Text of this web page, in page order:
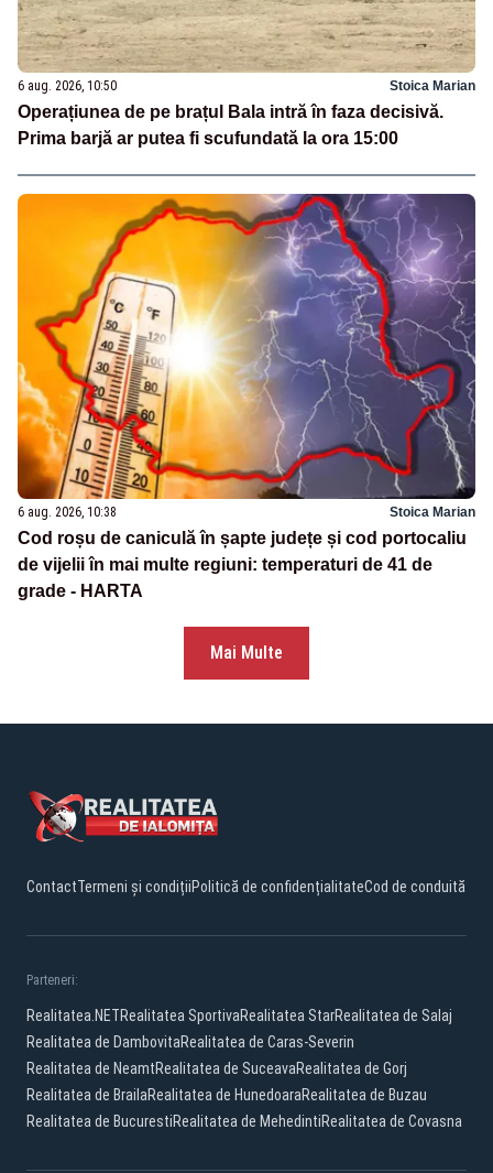
6 aug. 2026, 10:50 Stoica Marian
Operațiunea de pe brațul Bala intră în faza decisivă.
Prima barjă ar putea fi scufundată la ora 15:00
6 aug. 2026, 10:38 Stoica Marian
Cod roșu de caniculă în șapte județe și cod portocaliu
de vijelii în mai multe regiuni: temperaturi de 41 de
grade - HARTA
Mai Multe
ContactTermeni și condițiiPolitică de confidențialitateCod de conduită
Parteneri:
Realitatea.NETRealitatea SportivaRealitatea StarRealitatea de Salaj
Realitatea de DambovitaRealitatea de Caras-Severin
Realitatea de NeamtRealitatea de SuceavaRealitatea de Gorj
Realitatea de BrailaRealitatea de HunedoaraRealitatea de Buzau
Realitatea de BucurestiRealitatea de MehedintiRealitatea de Covasna